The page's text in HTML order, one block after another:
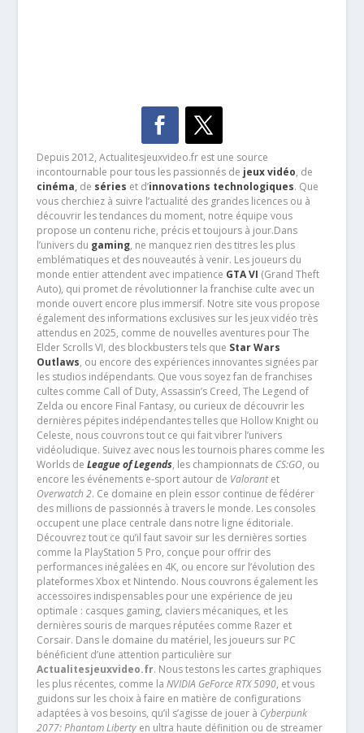
Depuis 2012, Actualitesjeuxvideo.fr est une source
incontournable pour tous les passionnés de jeux vidéo, de
cinéma,de séries et d’innovations technologiques. Que
vous cherchiez à suivre l’actualité des grandes licences ou à
découvrir les tendances du moment, notre équipe vous
propose un contenu riche, précis et toujours à jour.Dans
l’univers du gaming, ne manquez rien des titres les plus
emblématiques et des nouveautés à venir. Les joueurs du
monde entier attendent avec impatience GTA VI (Grand Theft
Auto), qui promet de révolutionner la franchise culte avec un
monde ouvert encore plus immersif. Notre site vous propose
également des informations exclusives sur les jeux vidéo très
attendus en 2025, comme de nouvelles aventures pour The
Elder Scrolls VI, des blockbusters tels que Star Wars
Outlaws, ou encore des expériences innovantes signées par
les studios indépendants. Que vous soyez fan de franchises
cultes comme Call of Duty, Assassin’s Creed, The Legend of
Zelda ou encore Final Fantasy, ou curieux de découvrir les
dernières pépites indépendantes telles que Hollow Knight ou
Celeste, nous couvrons tout ce qui fait vibrer l’univers
vidéoludique. Suivez avec nous les tournois phares comme les
Worlds de League of Legends, les championnats de CS:GO, ou
encore les événements e-sport autour de Valorantet
Overwatch 2. Ce domaine en plein essor continue de fédérer
des millions de passionnés à travers le monde. Les consoles
occupent une place centrale dans notre ligne éditoriale.
Découvrez tout ce qu’il faut savoir sur les dernières sorties
comme la PlayStation 5 Pro, conçue pour offrir des
performances inégalées en 4K, ou encore sur l’évolution des
plateformes Xbox et Nintendo. Nous couvrons également les
accessoires indispensables pour une expérience de jeu
optimale : casques gaming, claviers mécaniques, et les
dernières souris de marques réputées comme Razer et
Corsair. Dans le domaine du matériel, les joueurs sur PC
bénéficient d’une attention particulière sur
Actualitesjeuxvideo.fr. Nous testons les cartes graphiques
les plus récentes, comme la NVIDIA GeForce RTX 5090, et vous
guidons sur les choix à faire en matière de configurations
adaptées à vos besoins, qu’il s’agisse de jouer à Cyberpunk
2077: Phantom Libertyen ultra haute définition ou de streamer